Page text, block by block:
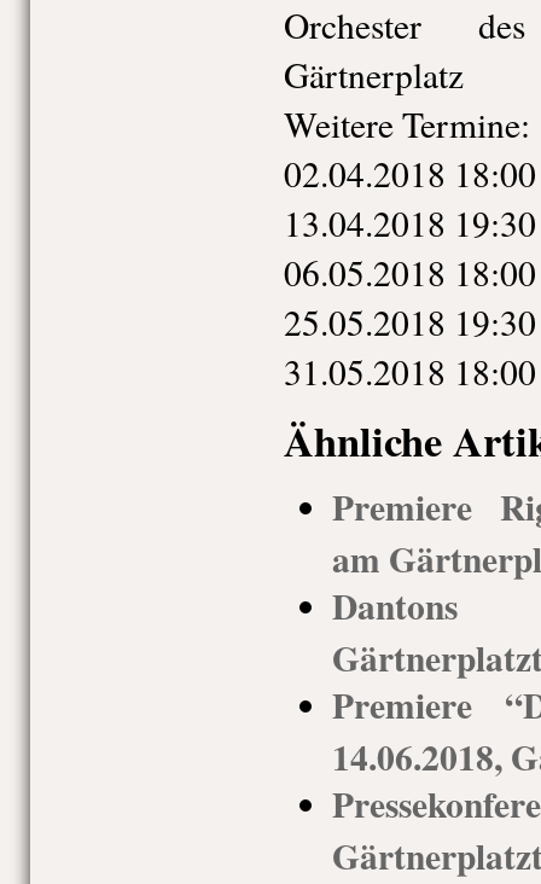
Orchester
Gärtnerplatz
Weitere Termine:
02.04.2018
13.04.2018
06.05.2018
25.05.2018
31.05.2018
Ähnliche
Premiere
am
Dantons
Premiere
14.06.2018,